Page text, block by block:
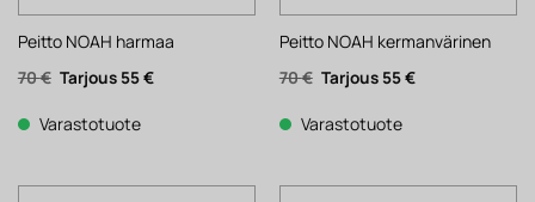
Peitto NOAH harmaa
70€ Alkuperäinen
hinta
70 €.
55€Nykyinen
Varastotuote
Peitto NOAH kermanvärinen
70€ Alkuperäinen
hinta
70 €.
55€Nykyinen
Varastotuote